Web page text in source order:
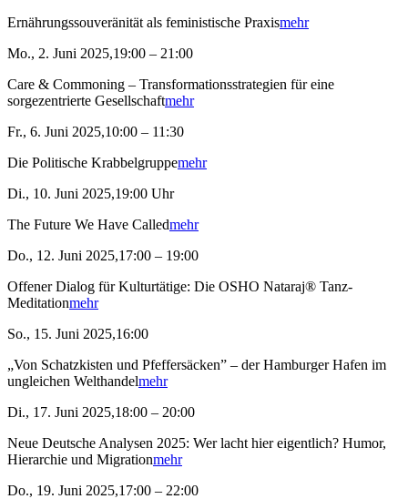
Ernährungssouveränität als feministische Praxismehr
Mo., 2. Juni 2025,19:00 – 21:00
Care & Commoning – Transformationsstrategien für eine
sorgezentrierte Gesellschaftmehr
Fr., 6. Juni 2025,10:00 – 11:30
Die Politische Krabbelgruppemehr
Di., 10. Juni 2025,19:00 Uhr
The Future We Have Calledmehr
Do., 12. Juni 2025,17:00 – 19:00
Offener Dialog für Kulturtätige: Die OSHO Nataraj® Tanz-
Meditationmehr
So., 15. Juni 2025,16:00
„Von Schatzkisten und Pfeffersäcken” – der Hamburger Hafen im
ungleichen Welthandelmehr
Di., 17. Juni 2025,18:00 – 20:00
Neue Deutsche Analysen 2025: Wer lacht hier eigentlich? Humor,
Hierarchie und Migrationmehr
Do., 19. Juni 2025,17:00 – 22:00